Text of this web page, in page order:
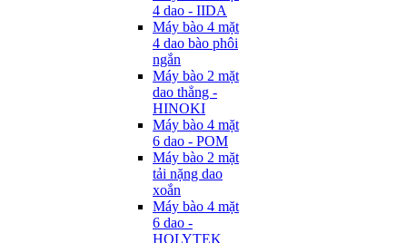
4 dao - IIDA
Máy bào 4 mặt
4 dao bào phôi
ngắn
Máy bào 2 mặt
dao thẳng -
HINOKI
Máy bào 4 mặt
6 dao - POM
Máy bào 2 mặt
tải nặng dao
xoắn
Máy bào 4 mặt
6 dao -
HOLYTEK